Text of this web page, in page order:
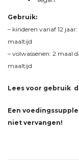
Gebruik:
– kinderen vanaf 12
maaltijd
– volwassenen: 2 maal
maaltijd
Lees voor gebruik
Een
niet vervangen!